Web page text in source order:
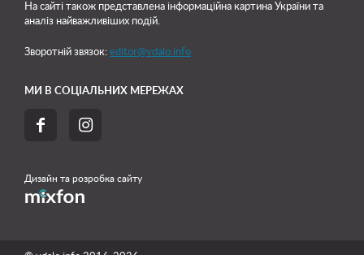
На сайті також представлена інформаційна картина України та
аналіз найважливіших подій.
Зворотній звязок: editor@vdalo.info
МИ В СОЦІАЛЬНИХ МЕРЕЖАХ
 
Дизайн та розробка сайту